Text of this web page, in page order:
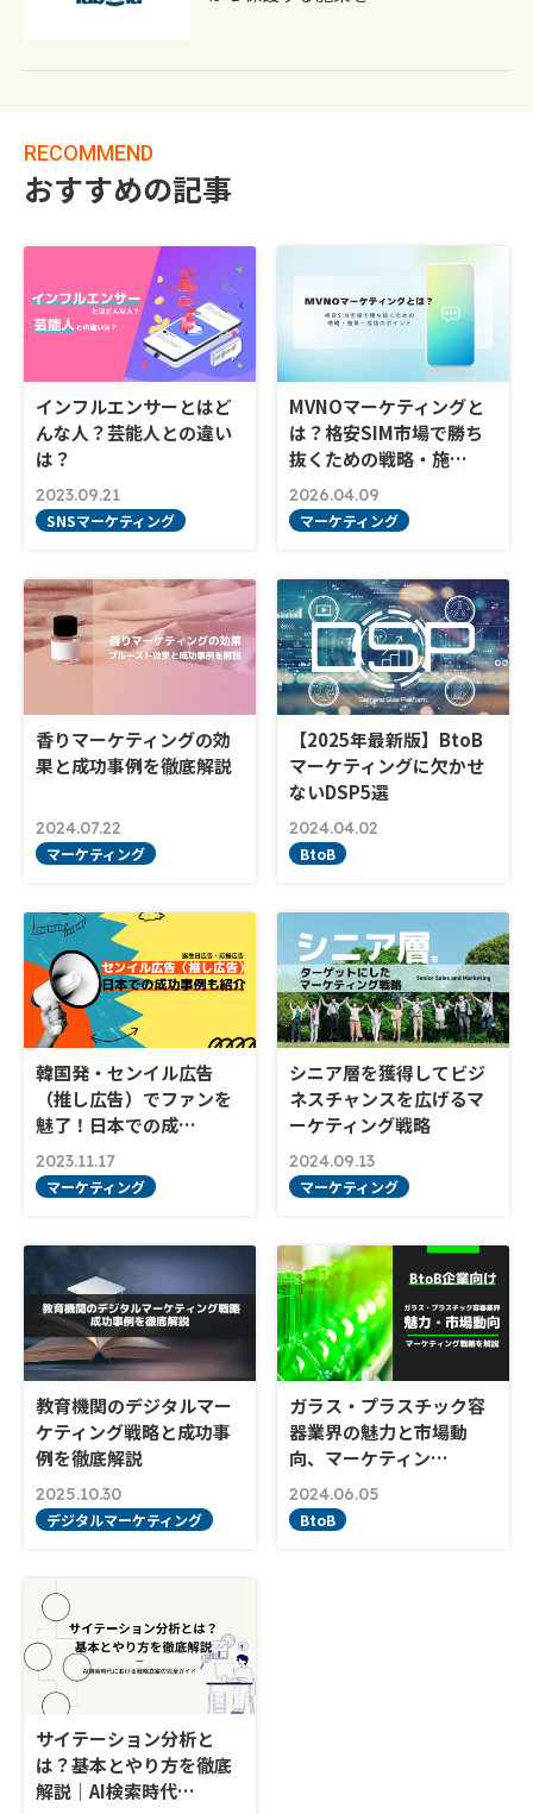
RECOMMEND
おすすめの記事
インフルエンサーとはど
んな人？芸能人との違い
は？
2023.09.21
SNSマーケティング
MVNOマーケティングと
は？格安SIM市場で勝ち
抜くための戦略・施…
2026.04.09
マーケティング
香りマーケティングの効
果と成功事例を徹底解説
2024.07.22
マーケティング
【2025年最新版】BtoB
マーケティングに欠かせ
ないDSP5選
2024.04.02
BtoB
韓国発・センイル広告
（推し広告）でファンを
魅了！日本での成…
2023.11.17
マーケティング
シニア層を獲得してビジ
ネスチャンスを広げるマ
ーケティング戦略
2024.09.13
マーケティング
教育機関のデジタルマー
ケティング戦略と成功事
例を徹底解説
2025.10.30
デジタルマーケティング
ガラス・プラスチック容
器業界の魅力と市場動
向、マーケティン…
2024.06.05
BtoB
サイテーション分析と
は？基本とやり方を徹底
解説｜AI検索時代…